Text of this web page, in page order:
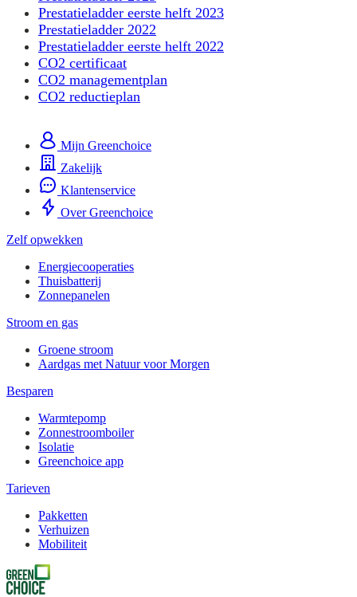
Prestatieladder eerste helft 2023
Prestatieladder 2022
Prestatieladder eerste helft 2022
CO2 certificaat
CO2 managementplan
CO2 reductieplan
Mijn Greenchoice
Zakelijk
Klantenservice
Over Greenchoice
Zelf opwekken
Energiecooperaties
Thuisbatterij
Zonnepanelen
Stroom en gas
Groene stroom
Aardgas met Natuur voor Morgen
Besparen
Warmtepomp
Zonnestroomboiler
Isolatie
Greenchoice app
Tarieven
Pakketten
Verhuizen
Mobiliteit